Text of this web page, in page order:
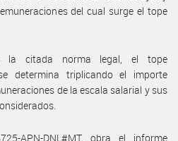
del cual surge el tope
la citada norma legal, el tope
determina triplicando el importe
de la escala salarial y sus
APN-DNL#MT, obra el informe